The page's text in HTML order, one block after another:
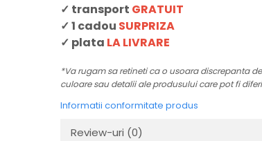
✓ transport GRATUIT
✓ 1 cadou SURPRIZA
✓ plata LA LIVRARE
*Va rugam sa retineti ca o usoara discrepanta
culoare sau detalii ale produsului care pot fi
Informatii conformitate produs
Review-uri (0)